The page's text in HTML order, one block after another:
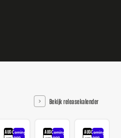
Bekijk releasekalender
AUGComing
soon
AUGComing
soon
AUGComing
soon